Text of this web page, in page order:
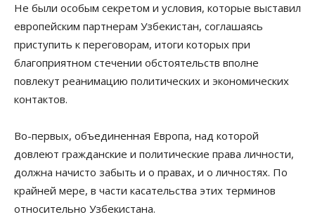
Не были особым секретом и условия, которые выставил
европейским партнерам Узбекистан, соглашаясь
приступить к переговорам, итоги которых при
благоприятном стечении обстоятельств вполне
повлекут реанимацию политических и экономических
контактов.
Во-первых, объединенная Европа, над которой
довлеют гражданские и политические права личности,
должна начисто забыть и о правах, и о личностях. По
крайней мере, в части касательства этих терминов
относительно Узбекистана.